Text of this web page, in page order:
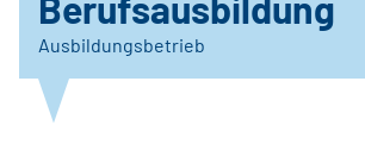
Ausbildungsbetrieb